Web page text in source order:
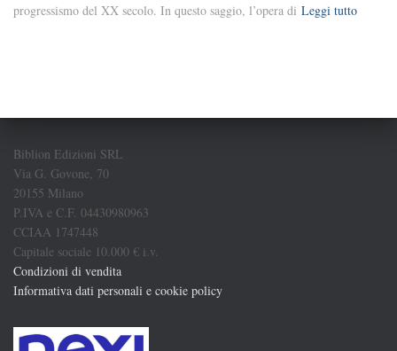
progressismo del XX secolo. In questo saggio, l’opera di Leggi tutto
Biblion Edizioni SRL
Via G. Govone, 70
20155 Milano
P.IVA e C.F. 04430980963
CCIAA 1747448
Capitale sociale 10.000 € i.v.
Condizioni di vendita
Informativa dati personali e cookie policy